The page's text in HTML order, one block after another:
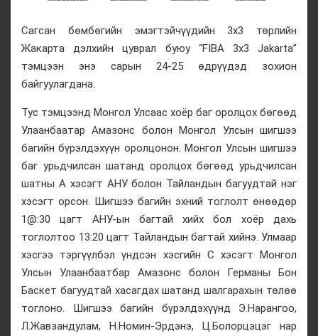
Сагсан бөмбөгийн эмэгтэйчүүдийн 3х3 төрлийн
Жакарта дэлхийн цуврал буюу “FIBA 3x3 Jakarta”
тэмцээн энэ сарын 24-25 өдрүүдэд зохион
байгуулагдана.
Тус тэмцээнд Монгол Улсаас хоёр баг оролцох бөгөөд
Улаанбаатар Амазонс болон Монгол Улсын шигшээ
багийн бүрэлдэхүүн оролцонон. Монгол Улсын шигшээ
баг урьдчилсан шатанд оролцох бөгөөд урьдчилсан
шатны А хэсэгт АНУ болон Тайландын багуудтай нэг
хэсэгт орсон. Шигшээ багийн эхний тоглолт өнөөдөр
1@:30 цагт АНУ-ын багтай хийх бол хоёр дахь
тоглолтоо 13:20 цагт Тайландын багтай хийнэ. Улмаар
хэсгээ тэргүүлбэл үндсэн хэсгийн С хэсэгт Монгол
Улсын Улаанбаатбар Амазонс болон Германы Бон
Баскет багуудтай хасагдах шатанд шалгарахын төлөө
тоглоно. Шигшээ багийн бүрэлдэхүүнд Э.Нарангоо,
Л.Жавзандулам, Н.Номин-Эрдэнэ, Ц.Болорцэцэг нар